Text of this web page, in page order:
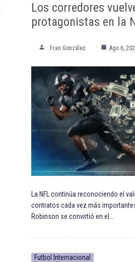
Los corredores
protagonistas en la
Fran González Ago 6,
La NFL continúa reconociendo el
contratos cada vez más
Robinson se convirtió en el…
Futbol Internacional